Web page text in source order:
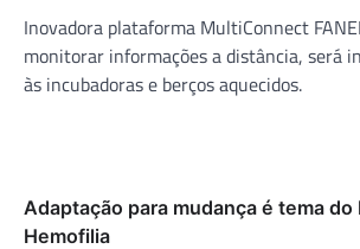
Inovadora plataforma MultiConnect
monitorar informações a distância, será
às incubadoras e berços aquecidos.
Adaptação para mudança é tema do
Hemofilia